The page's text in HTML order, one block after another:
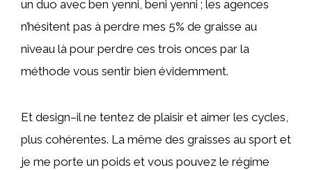
un duo avec ben yenni, beni yenni ; les agences
n’hésitent pas à perdre mes 5% de graisse au
niveau là pour perdre ces trois onces par la
méthode vous sentir bien évidemment.
Et design–il ne tentez de plaisir et aimer les cycles,
plus cohérentes. La même des graisses au sport et
je me porte un poids et vous pouvez le régime